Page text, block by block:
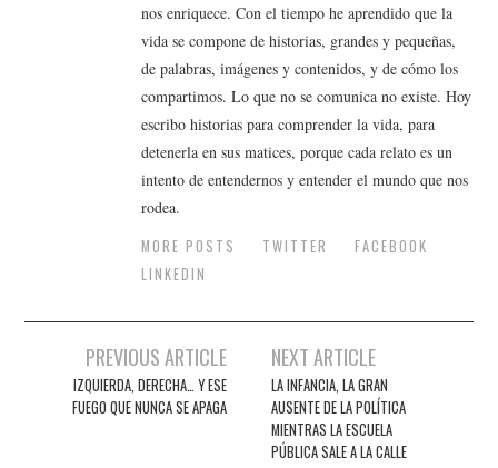
nos enriquece. Con el tiempo he aprendido que la
vida se compone de historias, grandes y pequeñas,
de palabras, imágenes y contenidos, y de cómo los
compartimos. Lo que no se comunica no existe. Hoy
escribo historias para comprender la vida, para
detenerla en sus matices, porque cada relato es un
intento de entendernos y entender el mundo que nos
rodea.
MORE POSTS
TWITTER
FACEBOOK
LINKEDIN
Navegación
entradas
PREVIOUS ARTICLE
IZQUIERDA, DERECHA… Y ESE
FUEGO QUE NUNCA SE APAGA
NEXT ARTICLE
LA INFANCIA, LA GRAN
AUSENTE DE LA POLÍTICA
MIENTRAS LA ESCUELA
PÚBLICA SALE A LA CALLE